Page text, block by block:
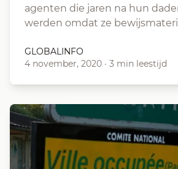
agenten die jaren na hun
werden omdat ze
GLOBALINFO
4 november, 2020 · 3 min leestijd